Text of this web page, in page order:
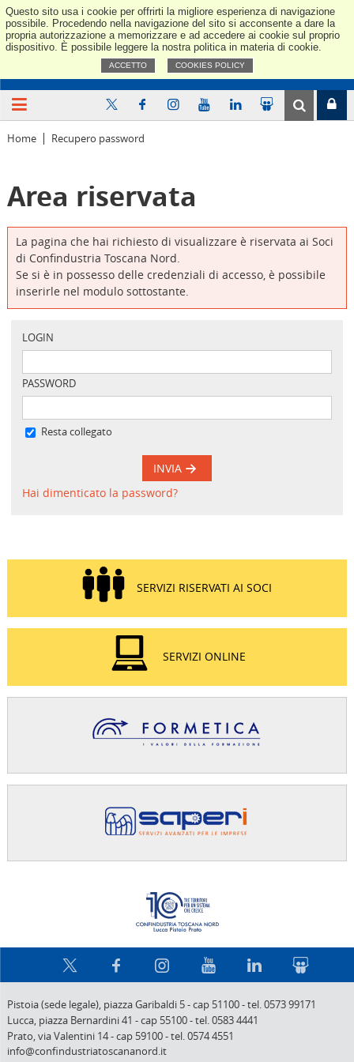
Questo sito usa i cookie per offrirti la migliore esperienza di navigazione
possibile. Procedendo nella navigazione del sito si acconsente a dare la
propria autorizzazione a memorizzare e ad accedere ai cookie sul proprio
dispositivo. È possibile leggere la nostra politica in materia di cookie.
ACCETTO COOKIES POLICY
Home Recupero password
Area riservata
La pagina che hai richiesto di visualizzare è riservata ai Soci
di Confindustria Toscana Nord.
Se si è in possesso delle credenziali di accesso, è possibile
inserirle nel modulo sottostante.
LOGIN
PASSWORD
Resta collegato
INVIA
Hai dimenticato la password?
SERVIZI RISERVATI AI SOCI
SERVIZI ONLINE
Pistoia (sede legale), piazza Garibaldi 5-cap 51100-tel. 0573 99171
Lucca, piazza Bernardini 41 -cap 55100-tel. 0583 4441
Prato,via Valentini 14-cap 59100-tel. 0574 4551
info@confindustriatoscananord.it